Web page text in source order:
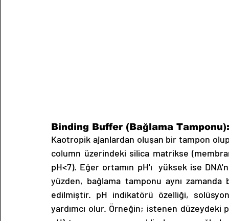
Binding Buffer (Bağlama Tamponu):
Kaotropik ajanlardan oluşan bir tampon
column üzerindeki silica matrikse
pH<7). Eğer ortamın pH'ı  yüksek ise
yüzden, bağlama tamponu aynı
edilmiştir. pH indikatörü özelliği,
yardımcı olur. Örneğin; istenen düzeydeki